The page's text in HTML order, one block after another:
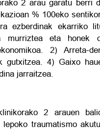
2 arau garatu berri
% 100eko
ezberdinak ekarriko
murriztea eta honek
2) Arreta-
gutxitzea. 4) Gaixo
jarraitzea.
2 arauen
traumatismo